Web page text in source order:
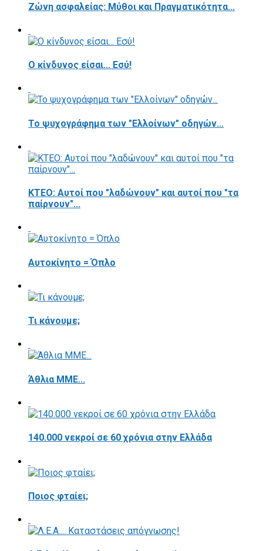
Ζώνη ασφαλείας: Μύθοι και Πραγματικότητα...
Ο κίνδυνος είσαι... Εσύ!
Το ψυχογράφημα των "Ελλοίνων" οδηγών...
ΚΤΕΟ: Αυτοί που "λαδώνουν" και αυτοί που "τα
παίρνουν"...
Αυτοκίνητο = Όπλο
Τι κάνουμε;
Άθλια ΜΜΕ...
140.000 νεκροί σε 60 χρόνια στην Ελλάδα
Ποιος φταίει;